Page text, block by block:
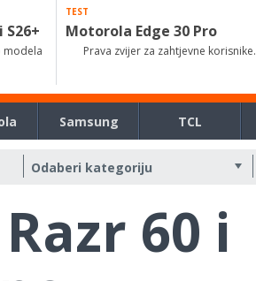
S26+
modela
TEST
Motorola Edge 30 Pro
Prava zvijer za zahtjevne korisnike.
Samsung TCL
60 i